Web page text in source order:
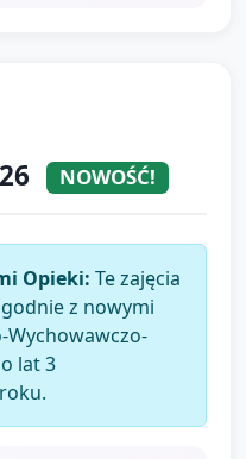
NOWOŚĆ!
Opieki: Te zajęcia
z nowymi
lat 3